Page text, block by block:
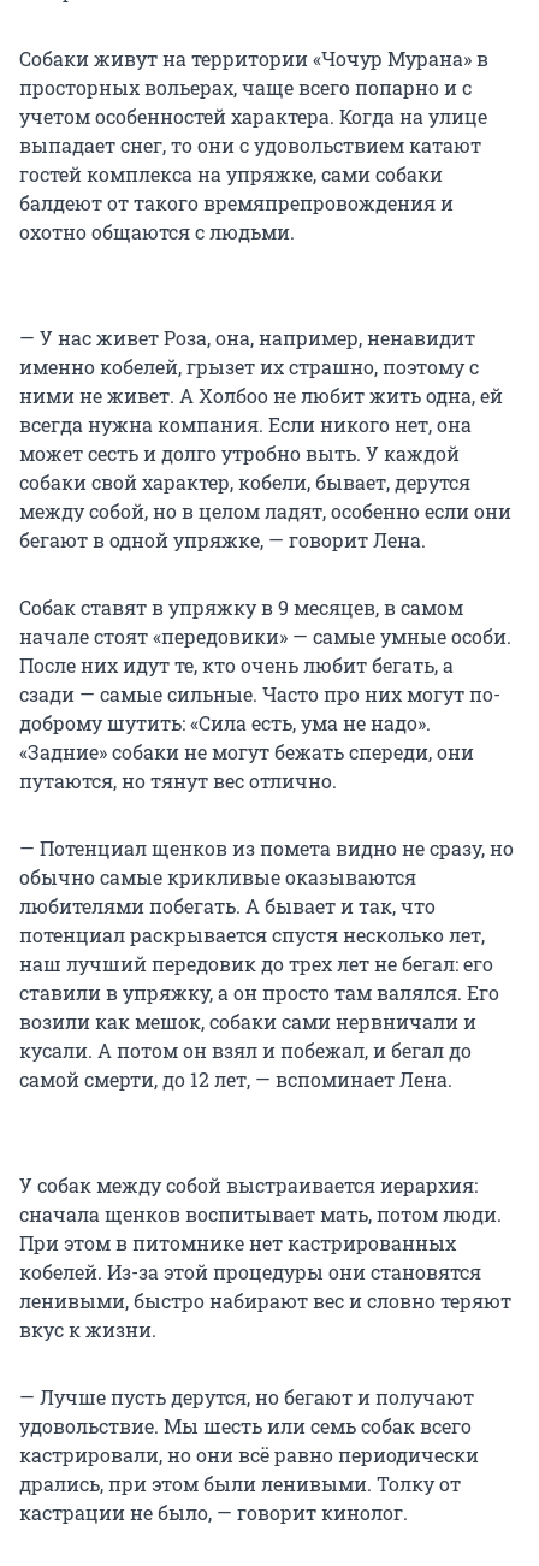
Собаки живут на территории «Чочур Мурана» в
просторных вольерах, чаще всего попарно и с
учетом особенностей характера. Когда на улице
выпадает снег, то они с удовольствием катают
гостей комплекса на упряжке, сами собаки
балдеют от такого времяпрепровождения и
охотно общаются с людьми.
— У нас живет Роза, она, например, ненавидит
именно кобелей, грызет их страшно, поэтому с
ними не живет. А Холбоо не любит жить одна, ей
всегда нужна компания. Если никого нет, она
может сесть и долго утробно выть. У каждой
собаки свой характер, кобели, бывает, дерутся
между собой, но в целом ладят, особенно если они
бегают в одной упряжке, — говорит Лена.
Собак ставят в упряжку в 9 месяцев, в самом
начале стоят «передовики» — самые умные особи.
После них идут те, кто очень любит бегать, а
сзади — самые сильные. Часто про них могут по-
доброму шутить: «Сила есть, ума не надо».
«Задние» собаки не могут бежать спереди, они
путаются, но тянут вес отлично.
— Потенциал щенков из помета видно не сразу, но
обычно самые крикливые оказываются
любителями побегать. А бывает и так, что
потенциал раскрывается спустя несколько лет,
наш лучший передовик до трех лет не бегал: его
ставили в упряжку, а он просто там валялся. Его
возили как мешок, собаки сами нервничали и
кусали. А потом он взял и побежал, и бегал до
самой смерти, до 12 лет, — вспоминает Лена.
У собак между собой выстраивается иерархия:
сначала щенков воспитывает мать, потом люди.
При этом в питомнике нет кастрированных
кобелей. Из-за этой процедуры они становятся
ленивыми, быстро набирают вес и словно теряют
вкус к жизни.
— Лучше пусть дерутся, но бегают и получают
удовольствие. Мы шесть или семь собак всего
кастрировали, но они всё равно периодически
дрались, при этом были ленивыми. Толку от
кастрации не было, — говорит кинолог.